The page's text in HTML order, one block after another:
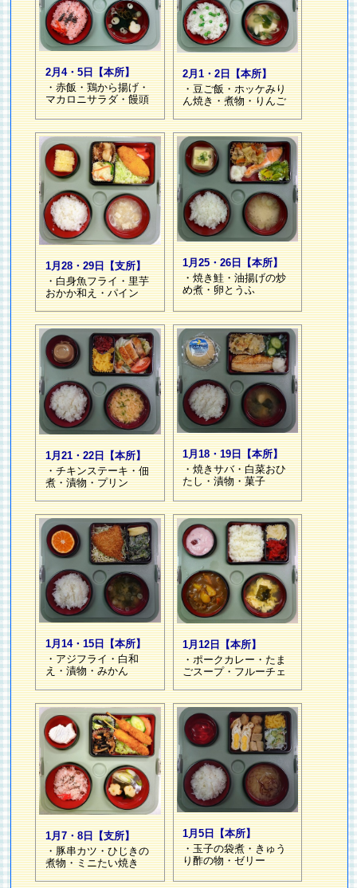
2月4・5日【本所】
・赤飯・鶏から揚げ・
マカロニサラダ・饅頭
2月1・2日【本所】
・豆ご飯・ホッケみり
ん焼き・煮物・りんご
1月28・29日【支所】
・白身魚フライ・里芋
おかか和え・パイン
1月25・26日【本所】
・焼き鮭・油揚げの炒
め煮・卵とうふ
1月21・22日【本所】
・チキンステーキ・佃
煮・漬物・プリン
1月18・19日【本所】
・焼きサバ・白菜おひ
たし・漬物・菓子
1月14・15日【本所】
・アジフライ・白和
え・漬物・みかん
1月12日【本所】
・ポークカレー・たま
ごスープ・フルーチェ
1月7・8日【支所】
・豚串カツ・ひじきの
煮物・ミニたい焼き
1月5日【本所】
・玉子の袋煮・きゅう
り酢の物・ゼリー